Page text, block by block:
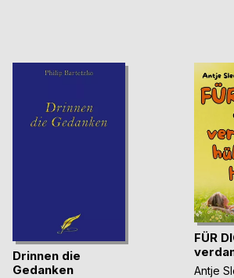
Drinnen die
Gedanken
FÜR
Antje